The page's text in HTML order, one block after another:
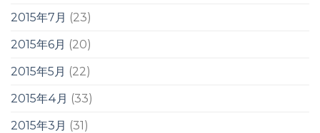
2015年7月 (23)
2015年6月 (20)
2015年5月 (22)
2015年4月 (33)
2015年3月 (31)